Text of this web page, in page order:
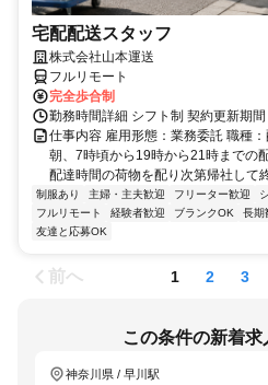
宅配配送スタッフ
株式会社山本運送
フルリモート
完全歩合制
勤務時間詳細 シフト制 契約更新期間
仕事内容 雇用形態：業務委託 職種
朝、7時頃から19時から21時までの
配達時間の荷物を配り次第帰社して
制服あり 主婦・主夫歓迎 フリーター歓迎
フルリモート
経験者歓迎 ブランクOK 長期
友達と応募OK
前へ 1 2 3
この条件の新着
神奈川県 / 早川駅